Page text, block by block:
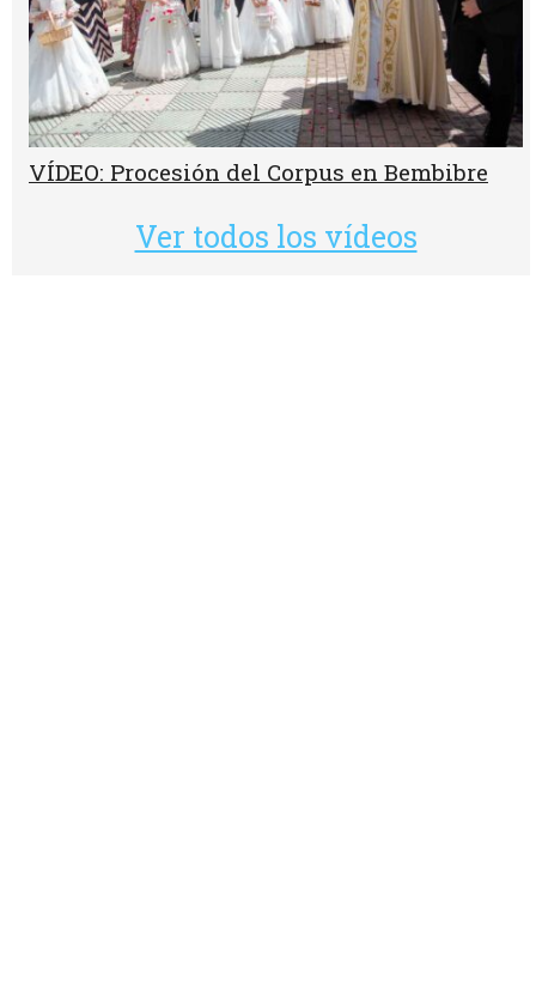
VÍDEO: Procesión del Corpus en Bembibre
Ver todos los vídeos